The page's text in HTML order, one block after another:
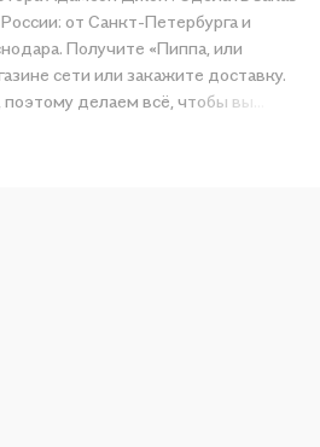
от Санкт-Петербурга и
Получите «Пиппа, или
сети или закажите доставку.
делаем всё, чтобы вы